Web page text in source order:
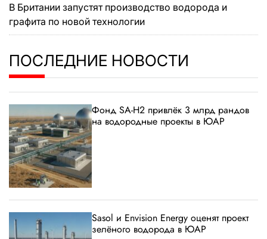
В Британии запустят производство водорода и
графита по новой технологии
ПОСЛЕДНИЕ НОВОСТИ
Фонд SA-H2 привлёк 3 млрд рандов
на водородные проекты в ЮАР
Sasol и Envision Energy оценят проект
зелёного водорода в ЮАР